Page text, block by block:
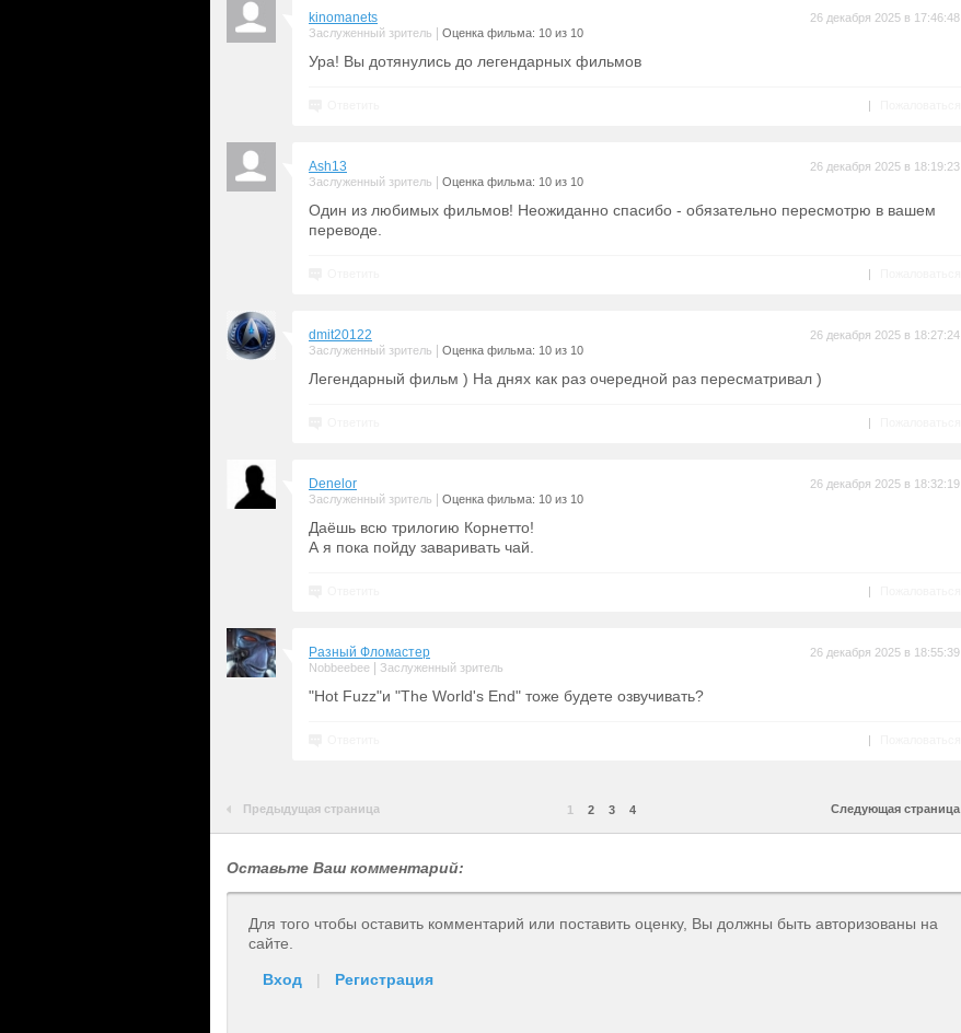
kinomanets
Заслуженный зритель Оценка фильма: 10 из 10
26 декабря 2025 в 17:46:48
Ура! Вы дотянулись до легендарных фильмов
|
Ash13
Заслуженный зритель Оценка фильма: 10 из 10
26 декабря 2025 в 18:19:23
Один из любимых фильмов! Неожиданно спасибо - обязательно пересмотрю в вашем
переводе.
|
dmit20122
Заслуженный зритель Оценка фильма: 10 из 10
26 декабря 2025 в 18:27:24
Легендарный фильм ) На днях как раз очередной раз пересматривал )
|
Denelor
Заслуженный зритель Оценка фильма: 10 из 10
26 декабря 2025 в 18:32:19
Даёшь всю трилогию Корнетто!
А я пока пойду заваривать чай.
|
Разный Фломастер
Nobbeebee Заслуженный зритель
26 декабря 2025 в 18:55:39
"Hot Fuzz"и "The World's End" тоже будете озвучивать?
|
Предыдущая страница 1 2 3 4 Следующая страница
Оставьте Ваш комментарий:
Для того чтобы оставить комментарий или поставить оценку, Вы должны быть авторизованы на
сайте.
Вход | Регистрация